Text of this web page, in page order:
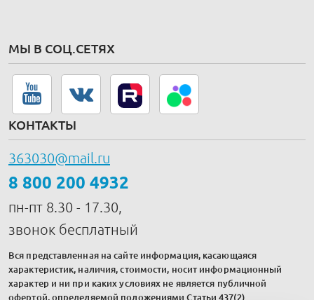
МЫ В СОЦ.СЕТЯХ
КОНТАКТЫ
363030@mail.ru
8 800 200 4932
пн-пт 8.30 - 17.30,
звонок бесплатный
Вся представленная на сайте информация, касающаяся
характеристик, наличия, стоимости, носит информационный
характер и ни при каких условиях не является публичной
офертой, определяемой положениями Статьи 437(2)